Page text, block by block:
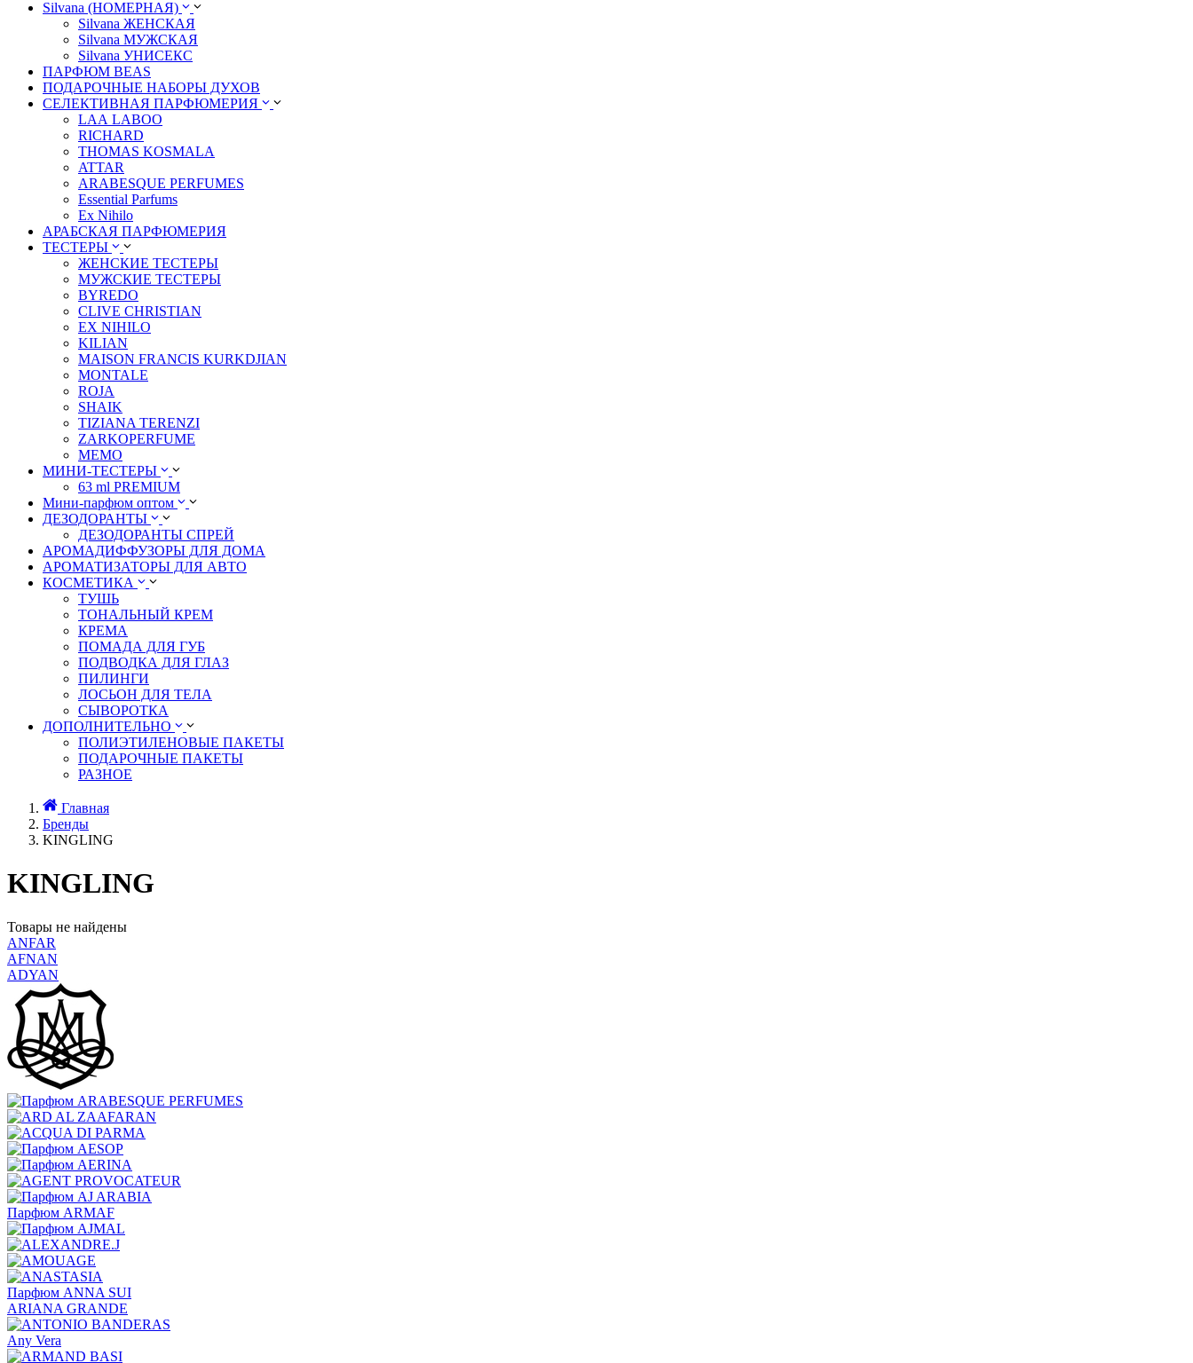
Silvana (НОМЕРНАЯ)
Silvana ЖЕНСКАЯ
Silvana МУЖСКАЯ
Silvana УНИСЕКС
ПАРФЮМ BEAS
ПОДАРОЧНЫЕ НАБОРЫ ДУХОВ
СЕЛЕКТИВНАЯ ПАРФЮМЕРИЯ
LАА LABОО
RICHARD
THOMAS KOSMALA
ATTAR
ARABESQUE PERFUMES
Essential Parfums
Ex Nihilo
АРАБСКАЯ ПАРФЮМЕРИЯ
ТЕСТЕРЫ
ЖЕНСКИЕ ТЕСТЕРЫ
МУЖСКИЕ ТЕСТЕРЫ
BYREDO
CLIVE CHRISTIAN
EX NIHILO
KILIAN
MAISON FRANCIS KURKDJIAN
MONTALE
ROJA
SHAIK
TIZIANA TERENZI
ZARKOPERFUME
MEMO
МИНИ-ТЕСТЕРЫ
63 ml PREMIUM
Мини-парфюм оптом
ДЕЗОДОРАНТЫ
ДЕЗОДОРАНТЫ СПРЕЙ
АРОМАДИФФУЗОРЫ ДЛЯ ДОМА
АРОМАТИЗАТОРЫ ДЛЯ АВТО
КОСМЕТИКА
ТУШЬ
ТОНАЛЬНЫЙ КРЕМ
КРЕМА
ПОМАДА ДЛЯ ГУБ
ПОДВОДКА ДЛЯ ГЛАЗ
ПИЛИНГИ
ЛОСЬОН ДЛЯ ТЕЛА
СЫВОРОТКА
ДОПОЛНИТЕЛЬНО
ПОЛИЭТИЛЕНОВЫЕ ПАКЕТЫ
ПОДАРОЧНЫЕ ПАКЕТЫ
РАЗНОЕ
Главная
Бренды
KINGLING
KINGLING
Товары не найдены
ANFAR
AFNAN
ADYAN
Парфюм ARMAF
Парфюм ANNA SUI
ARIANA GRANDE
Any Vera